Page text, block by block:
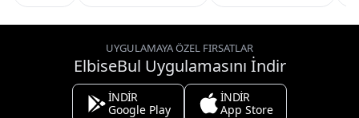
UYGULAMAYA ÖZEL FIRSATLAR
ElbiseBul Uygulamasını İndir
İNDİR
Google Play
İNDİR
App Store